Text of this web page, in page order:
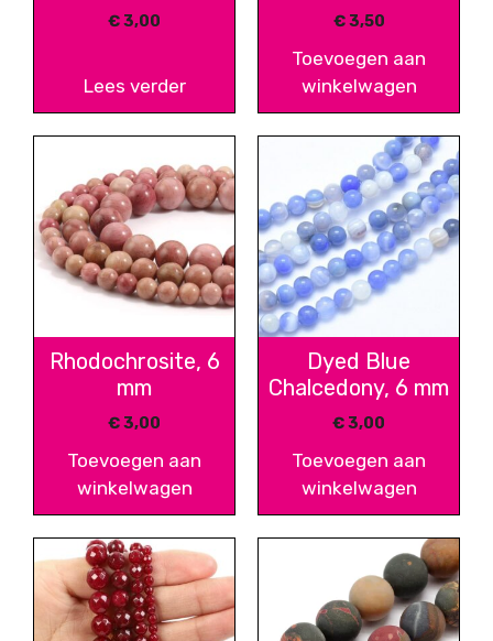
€3,00
Lees verder
€3,50
Toevoegen aan
winkelwagen
Rhodochrosite, 6
mm
€3,00
Toevoegen aan
winkelwagen
Dyed Blue
Chalcedony, 6 mm
€3,00
Toevoegen aan
winkelwagen